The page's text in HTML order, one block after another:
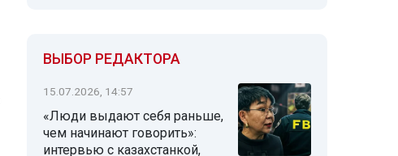
ВЫБОР РЕДАКТОРА
15.07.2026, 14:57
«Люди выдают себя раньше,
чем начинают говорить»:
интервью с казахстанкой,